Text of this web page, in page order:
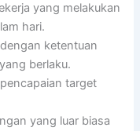
yang melakukan
hari.
ketentuan
berlaku.
target
yang luar biasa